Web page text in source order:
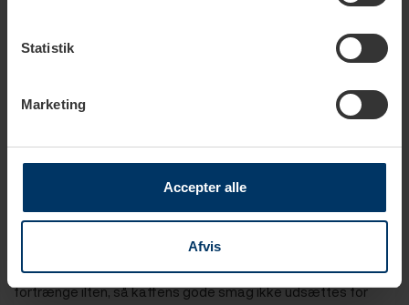
Statistik
Marketing
Accepter alle
Afvis
Holdbarhed
Alt kaffe fra eget mærke “Rigtig Kaffe” er pakket i en
beskyttet atmosfære, som er en blanding af nitrogen og
kulsyre. Denne beskyttende atmosfære har til formål at
fortrænge ilten, så kaffens gode smag ikke udsættes for